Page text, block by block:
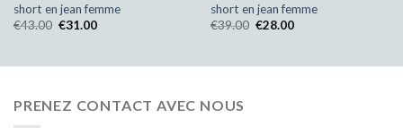
short en jean femme
€43.00 €31.00
short en jean femme
€39.00 €28.00
PRENEZ CONTACT AVEC NOUS